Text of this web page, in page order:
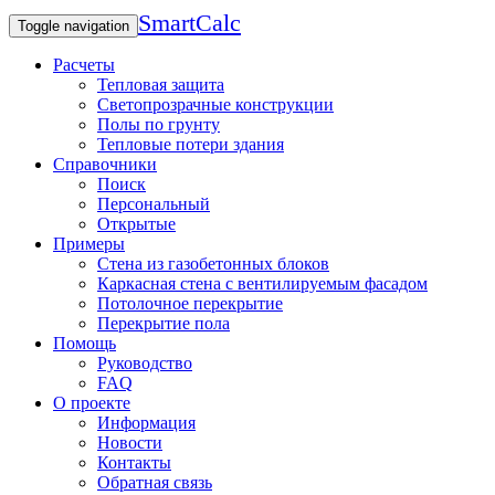
Toggle navigation SmartCalc
Расчеты
Тепловая защита
Светопрозрачные конструкции
Полы по грунту
Тепловые потери здания
Справочники
Поиск
Персональный
Открытые
Примеры
Стена из газобетонных блоков
Каркасная стена с вентилируемым фасадом
Потолочное перекрытие
Перекрытие пола
Помощь
Руководство
FAQ
О проекте
Информация
Новости
Контакты
Обратная связь